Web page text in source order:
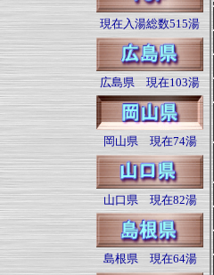
現在入湯総数515湯
広島県 現在103湯
岡山県 現在74湯
山口県 現在82湯
島根県 現在64湯